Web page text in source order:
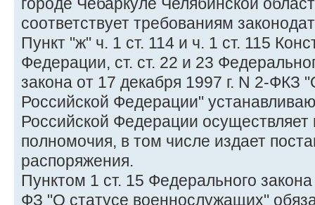
соответствует требованиям
Пункт "ж" ч. 1 ст. 114 и ч. 1 ст. 115
Федерации, ст. ст. 22 и 23
закона от 17 декабря 1997 г. N 2-ФКЗ
Российской Федерации"
Российской Федерации
полномочия, в том числе издает
распоряжения.
Пунктом 1 ст. 15 Федерального
ФЗ "О статусе военнослужащих"